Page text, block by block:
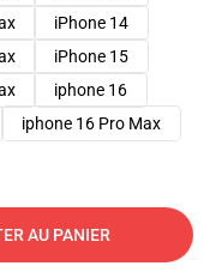
iPhone 14
iPhone 15
iphone 16
iphone 16 Pro Max
AU PANIER